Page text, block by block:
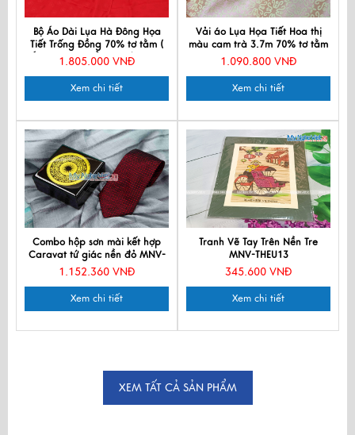
Bộ Áo Dài Lụa Hà Đông Họa
Tiết Trống Đồng 70% tơ tằm (
Áo 3,7m + Quần 2,3m) MNV-
1.805.000 VNĐ
Xem chi tiết
Vải áo Lụa Họa Tiết Hoa thị
màu cam trà 3.7m 70% tơ tằm
MNV-LNL30
1.090.800 VNĐ
Xem chi tiết
Combo hộp sơn mài kết hợp
Caravat tứ giác nền đỏ MNV-
CBHSM07-44
1.152.360 VNĐ
Xem chi tiết
Tranh Vẽ Tay Trên Nền Tre
MNV-THEU13
345.600 VNĐ
Xem chi tiết
XEM TẤT CẢ SẢN PHẨM